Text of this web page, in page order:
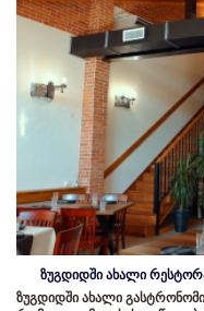
ზუგდიდში ახალი
ზუგდიდში ახალი